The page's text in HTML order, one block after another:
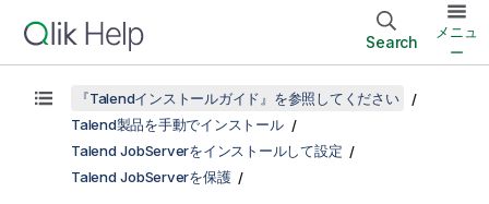
Search
メニュ
ー
『Talendインストールガイド』を参照してください
Talend製品を手動でインストール
Talend JobServerをインストールして設定
Talend JobServerを保護